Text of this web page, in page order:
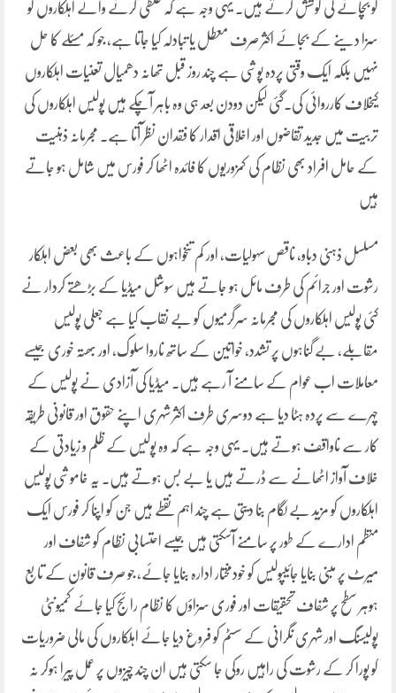
کو بچانے کی کوشش کرتے ہیں۔ یہی وجہ ہے کہ غلطی کرنے والے اہلکاروں کو
سزا دینے کے بجائے اکثر صرف معطل یا تبادلہ کیا جاتا ہے، جو کہ مسئلے کا حل
نہیں بلکہ ایک وقتی پردہ پوشی ہے چند روز قبل تھانہ دھمیال تعنیات اہلکاروں
کیخلاف کارروائی کی۔گئی لیکن دودن بعد ہی وہ باہر آچکے ہیں پولیس اہلکاروں کی
تربیت میں جدید تقاضوں اور اخلاقی اقدار کا فقدان نظر آتا ہے۔ مجرمانہ ذہنیت
کے حامل افراد بھی نظام کی کمزوریوں کا فائدہ اٹھا کر فورس میں شامل ہو جاتے
ہیں
مسلسل ذہنی دباو، ناقص سہولیات، اور کم تنخواہوں کے باعث بھی بعض اہلکار
رشوت اور جرائم کی طرف مائل ہو جاتے ہیں سوشل میڈیا کے بڑھتے کردار نے
کئی پولیس اہلکاروں کی مجرمانہ سرگرمیوں کو بے نقاب کیا ہے جعلی پولیس
مقابلے، بے گناہوں پر تشدد، خواتین کے ساتھ ناروا سلوک، اور بھتہ خوری جیسے
معاملات اب عوام کے سامنے آ رہے ہیں۔ میڈیا کی آزادی نے پولیس کے
چہرے سے پردہ ہٹا دیا ہے دوسری طرف اکثر شہری اپنے حقوق اور قانونی طریقہ
کار سے ناواقف ہوتے ہیں۔ یہی وجہ ہے کہ وہ پولیس کے ظلم و زیادتی کے
خلاف آواز اٹھانے سے ڈرتے ہیں یا بے بس ہوتے ہیں۔ یہ خاموشی پولیس
اہلکاروں کو مزید بے لگام بنا دیتی ہے چند اہم نقطے ہیں جن کو اپنا کر فورس ایک
منظم ادارے کے طور پر سامنے آسکتی ہیں جیسے احتسابی نظام کو شفاف اور
میرٹ پر مبنی بنایا جائیپولیس کو خودمختار ادارہ بنایا جائے، جو صرف قانون کے تابع
ہوہر سطح پر شفاف تحقیقات اور فوری سزاؤں کا نظام رائج کیا جائے کمیونٹی
پولیسنگ اور شہری نگرانی کے سسٹم کو فروغ دیا جائے اہلکاروں کی مالی ضروریات
کو پورا کر کے رشوت کی راہیں روکی جا سکتی ہیں ان چند چیزوں پر عمل پیرا ہوکر نہ